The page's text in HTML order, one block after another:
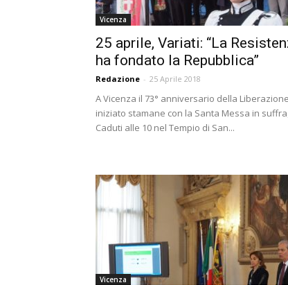
Vicenza
25 aprile, Variati: “La
ha fondato la Repubblica”
Redazione - 25 Aprile 2018
A Vicenza il 73° anniversario della
iniziato stamane con la Santa Messa in
Caduti alle 10 nel Tempio di San...
Vicenza